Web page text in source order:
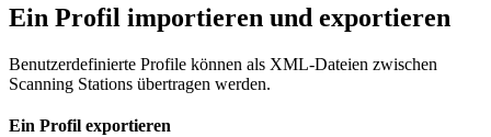
Ein Profil importieren und exportieren
Benutzerdefinierte Profile können als XML-Dateien zwischen
Scanning Stations übertragen werden.
Ein Profil exportieren